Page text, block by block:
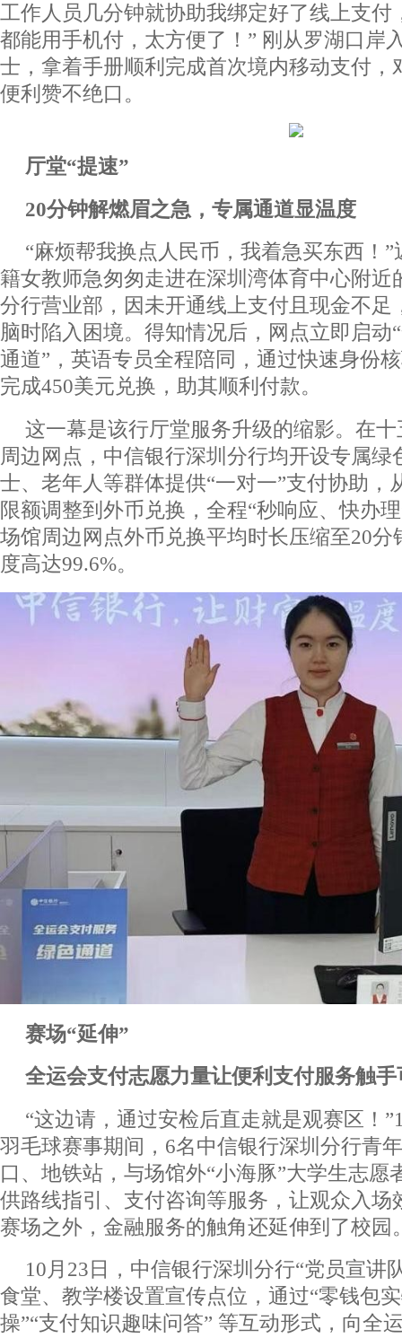
工作人员几分钟就协助我绑定好了线上支付
都能用手机付，太方便了！” 刚从罗湖口岸
士，拿着手册顺利完成首次境内移动支付，
便利赞不绝口。
厅堂“提速”
20分钟解燃眉之急，专属通道显温度
“麻烦帮我换点人民币，我着急买东西！
籍女教师急匆匆走进在深圳湾体育中心附近
分行营业部，因未开通线上支付且现金不足
脑时陷入困境。得知情况后，网点立即启动
通道”，英语专员全程陪同，通过快速身份
完成450美元兑换，助其顺利付款。
这一幕是该行厅堂服务升级的缩影。在
周边网点，中信银行深圳分行均开设专属绿
士、老年人等群体提供“一对一”支付协助，
限额调整到外币兑换，全程“秒响应、快办
场馆周边网点外币兑换平均时长压缩至20分
度高达99.6%。
赛场“延伸”
全运会支付志愿力量让便利支付服务触手
“这边请，通过安检后直走就是观赛区！
羽毛球赛事期间，6名中信银行深圳分行青
口、地铁站，与场馆外“小海豚”大学生志愿
供路线指引、支付咨询等服务，让观众入场
赛场之外，金融服务的触角还延伸到了校园
10月23日，中信银行深圳分行“党员宣讲
食堂、教学楼设置宣传点位，通过“零钱包
操”“支付知识趣味问答” 等互动形式，向全